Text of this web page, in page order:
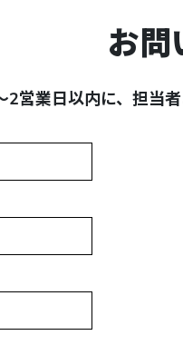
お問
2営業日以内に、担当